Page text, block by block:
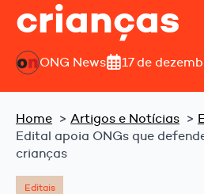
crianças
ONG News 17 de
Home Artigos e Notícias
Edital apoia ONGs que
crianças
Editais